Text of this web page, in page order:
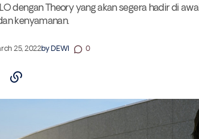
dengan Theory yang akan segera hadir di
kenyamanan.
25, 2022byDEWI 0